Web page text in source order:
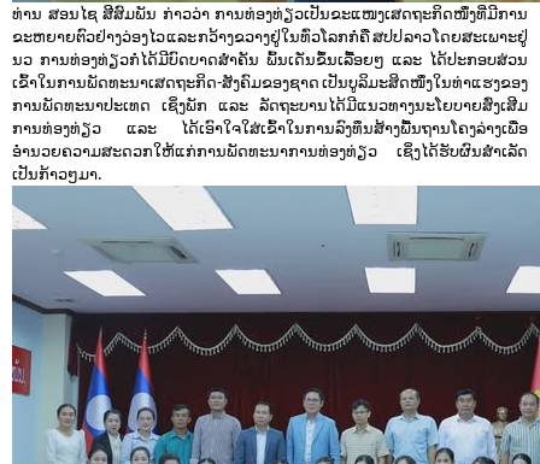
ທ່ານ ສອນໄຊ ສີສົມພັນ ກ່າວວ່າ ການທ່ອງທ່ຽວເປັນຂະແໜງເສດຖະກິດໜຶ່ງທີ່ມີການ
ຂະຫຍາຍຕົວຢ່າງວ່ອງໄວ ແລະ ກວ້າງຂວາງຢູ່ໃນທົ່ວໂລກກໍຄື ສປປ ລາວ ໂດຍສະເພາະຢູ່
ນວ ການທ່ອງທ່ຽວກໍໄດ້ມີບົດບາດສຳຄັນ ພົ້ນເດັ່ນຂຶ້ນເລື້ອຍໆ ແລະ ໄດ້ປະກອບສ່ວນ
ເຂົ້າໃນການພັດທະນາເສດຖະກິດ-ສັງຄົມຂອງຊາດ ເປັນບູລິມະສິດໜຶ່ງໃນທ່າແຮງຂອງ
ການພັດທະນາປະເທດ ເຊິ່ງພັກ ແລະ ລັດຖະບານໄດ້ມີແນວທາງນະໂຍບາຍສົ່ງເສີມ
ການທ່ອງທ່ຽວ ແລະ ໄດ້ເອົາໃຈໃສ່ເຂົ້າໃນການລົງທຶນສ້າງພື້ນຖານໂຄງລ່າງເພື່ອ
ອຳນວຍຄວາມສະດວກໃຫ້ແກ່ການພັດທະນາການທ່ອງທ່ຽວ ເຊິ່ງໄດ້ຮັບຜົນສຳເລັດ
ເປັນກ້າວໆມາ.